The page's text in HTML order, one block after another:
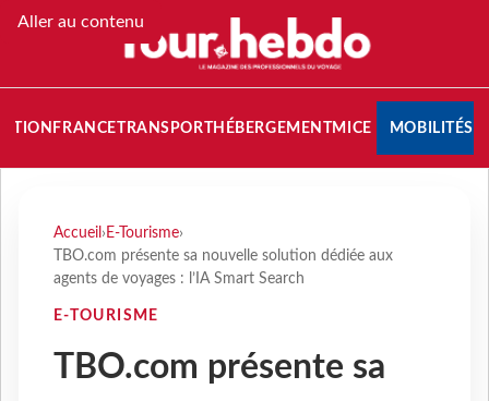
Aller au contenu
FRANCETRANSPORT HÉBERGEMENTMICE MOBILITÉS
Accueil › E-Tourisme›
TBO.com présente sa nouvelle solution dédiée aux
agents de voyages : l’IA Smart Search
E-TOURISME
TBO.com présente sa